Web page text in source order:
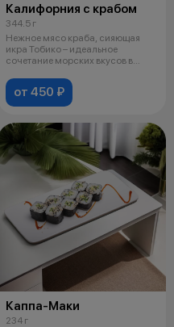
Калифорния с крабом
344.5 г
Нежное мясо краба, сияющая
икра Тобико – идеальное
сочетание морских вкусов в
от 450 ₽
Каппа-Маки
234 г